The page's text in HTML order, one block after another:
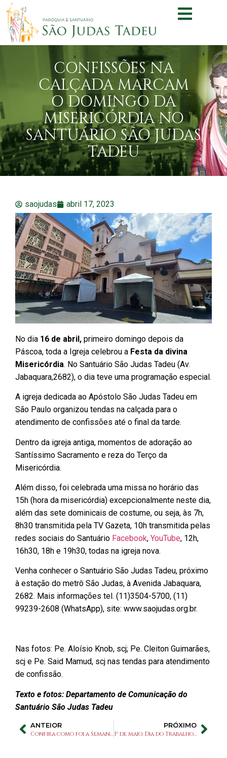
CONFISSÕES NA
CALÇADA MARCAM
O DOMINGO DA
MISERICÓRDIA NO
SANTUÁRIO SÃO JUDAS
TADEU
saojudas abril 17, 2023
No dia 16 de abril, primeiro domingo depois da
Páscoa, toda a Igreja celebrou a Festa da divina
Misericórdia. No Santuário São Judas Tadeu (Av.
Jabaquara,2682), o dia teve uma programação especial.
A igreja dedicada ao Apóstolo São Judas Tadeu em
São Paulo organizou tendas na calçada para o
atendimento de confissões até o final da tarde.
Dentro da igreja antiga, momentos de adoração ao
Santíssimo Sacramento e reza do Terço da
Misericórdia.
Além disso, foi celebrada uma missa no horário das
15h (hora da misericórdia) excepcionalmente neste dia,
além das sete dominicais de costume, ou seja, às 7h,
8h30 transmitida pela TV Gazeta, 10h transmitida pelas
redes sociais do Santuário Facebook, YouTube, 12h,
16h30, 18h e 19h30, todas na igreja nova.
Venha conhecer o Santuário São Judas Tadeu, próximo
à estação do metrô São Judas, à Avenida Jabaquara,
2682. Mais informações tel. (11)3504-5700, (11)
99239-2608 (WhatsApp), site: www.saojudas.org.br.
Nas fotos: Pe. Aloísio Knob, scj; Pe. Cleiton Guimarães,
scj e Pe. Said Mamud, scj nas tendas para atendimento
de confissão.
Texto e fotos: Departamento de Comunicação do
Santuário São Judas Tadeu
ANTEIOR
Confira como foi a Semana Santa no Santuário em 2023
PRÓXIMO
1º de maio: Dia do Trabalho e do Trabalhador